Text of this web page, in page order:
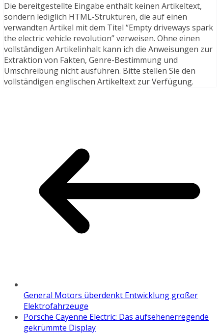
Die bereitgestellte Eingabe enthält keinen Artikeltext,
sondern lediglich HTML-Strukturen, die auf einen
verwandten Artikel mit dem Titel “Empty driveways spark
the electric vehicle revolution” verweisen. Ohne einen
vollständigen Artikelinhalt kann ich die Anweisungen zur
Extraktion von Fakten, Genre-Bestimmung und
Umschreibung nicht ausführen. Bitte stellen Sie den
vollständigen englischen Artikeltext zur Verfügung.
General Motors überdenkt Entwicklung großer
Elektrofahrzeuge
Porsche Cayenne Electric: Das aufsehenerregende
gekrümmte Display